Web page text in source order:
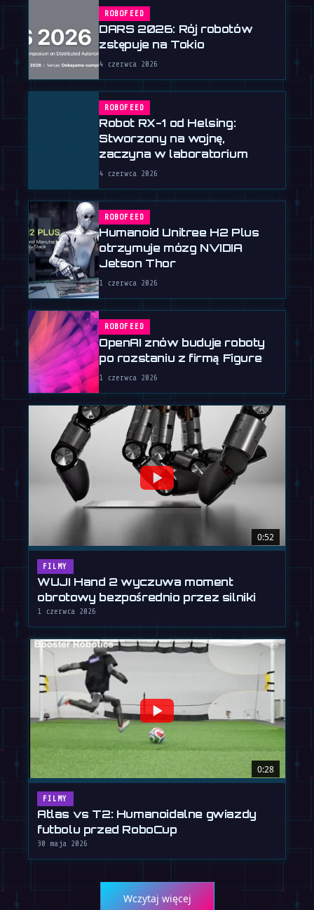
ROBOFEED
DARS 2026: Rój robotów
zstępuje na Tokio
4 czerwca 2026
ROBOFEED
Robot RX-1 od Helsing:
Stworzony na wojnę,
zaczyna w laboratorium
4 czerwca 2026
ROBOFEED
Humanoid Unitree H2 Plus
otrzymuje mózg NVIDIA
Jetson Thor
1 czerwca 2026
ROBOFEED
OpenAI znów buduje roboty
po rozstaniu z firmą Figure
1 czerwca 2026
0:52
FILMY
WUJI Hand 2 wyczuwa moment
obrotowy bezpośrednio przez silniki
1 czerwca 2026
0:28
FILMY
Atlas vs T2: Humanoidalne gwiazdy
futbolu przed RoboCup
30 maja 2026
Wczytaj więcej